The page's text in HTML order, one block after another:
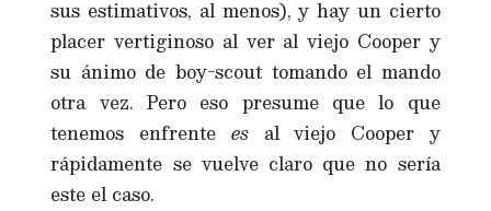
sus estimativos, al menos), y hay un cierto
placer vertiginoso al ver al viejo Cooper y
su ánimo de boy-scout tomando el mando
otra vez. Pero eso presume que lo que
tenemos enfrente esal viejo Cooper y
rápidamente se vuelve claro que no sería
este el caso.